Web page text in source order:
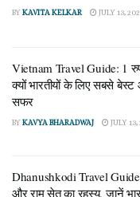
BYKAVITA KELKAR JULY 13,
Vietnam Travel Guide: 1
क्यों भारतीयों के लिए सबसे
सफर
BYKAVYA BHARADWAJ JULY
Dhanushkodi Travel
और राम सेतु का रहस्य, जानें